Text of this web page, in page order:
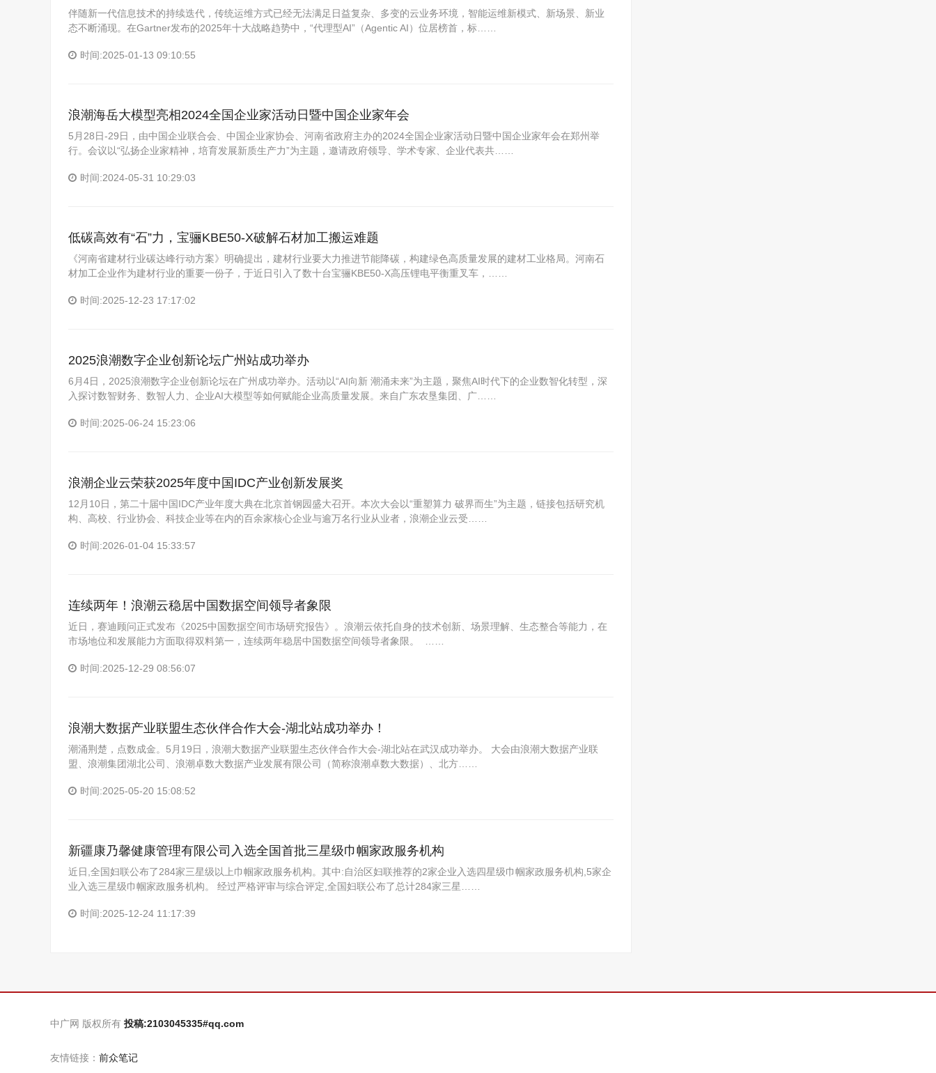
伴随新一代信息技术的持续迭代，传统运维方式已经无法满足日益复杂、多变的云业务环境，智能运维新模式、新场景、新业
态不断涌现。在Gartner发布的2025年十大战略趋势中，“代理型AI”（Agentic AI）位居榜首，标……
时间:2025-01-13 09:10:55
浪潮海岳大模型亮相2024全国企业家活动日暨中国企业家年会
5月28日-29日，由中国企业联合会、中国企业家协会、河南省政府主办的2024全国企业家活动日暨中国企业家年会在郑州举
行。会议以“弘扬企业家精神，培育发展新质生产力”为主题，邀请政府领导、学术专家、企业代表共……
时间:2024-05-31 10:29:03
低碳高效有“石”力，宝骊KBE50-X破解石材加工搬运难题
《河南省建材行业碳达峰行动方案》明确提出，建材行业要大力推进节能降碳，构建绿色高质量发展的建材工业格局。河南石
材加工企业作为建材行业的重要一份子，于近日引入了数十台宝骊KBE50-X高压锂电平衡重叉车，……
时间:2025-12-23 17:17:02
2025浪潮数字企业创新论坛广州站成功举办
6月4日，2025浪潮数字企业创新论坛在广州成功举办。活动以“AI向新 潮涌未来”为主题，聚焦AI时代下的企业数智化转型，深
入探讨数智财务、数智人力、企业AI大模型等如何赋能企业高质量发展。来自广东农垦集团、广……
时间:2025-06-24 15:23:06
浪潮企业云荣获2025年度中国IDC产业创新发展奖
12月10日，第二十届中国IDC产业年度大典在北京首钢园盛大召开。本次大会以“重塑算力 破界而生”为主题，链接包括研究机
构、高校、行业协会、科技企业等在内的百余家核心企业与逾万名行业从业者，浪潮企业云受……
时间:2026-01-04 15:33:57
连续两年！浪潮云稳居中国数据空间领导者象限
近日，赛迪顾问正式发布《2025中国数据空间市场研究报告》。浪潮云依托自身的技术创新、场景理解、生态整合等能力，在
市场地位和发展能力方面取得双料第一，连续两年稳居中国数据空间领导者象限。 ……
时间:2025-12-29 08:56:07
浪潮大数据产业联盟生态伙伴合作大会-湖北站成功举办！
潮涌荆楚，点数成金。5月19日，浪潮大数据产业联盟生态伙伴合作大会-湖北站在武汉成功举办。 大会由浪潮大数据产业联
盟、浪潮集团湖北公司、浪潮卓数大数据产业发展有限公司（简称浪潮卓数大数据）、北方……
时间:2025-05-20 15:08:52
新疆康乃馨健康管理有限公司入选全国首批三星级巾帼家政服务机构
近日,全国妇联公布了284家三星级以上巾帼家政服务机构。其中:自治区妇联推荐的2家企业入选四星级巾帼家政服务机构,5家企
业入选三星级巾帼家政服务机构。 经过严格评审与综合评定,全国妇联公布了总计284家三星……
时间:2025-12-24 11:17:39
中广网 版权所有 投稿:2103045335#qq.com
友情链接： 前众笔记